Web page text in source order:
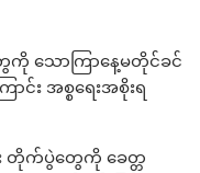
တွေကို သောကြာနေ့မတိုင်ခင်
း အစ္စရေးအစိုးရ
တိုက်ပွဲတွေကို ခေတ္တ